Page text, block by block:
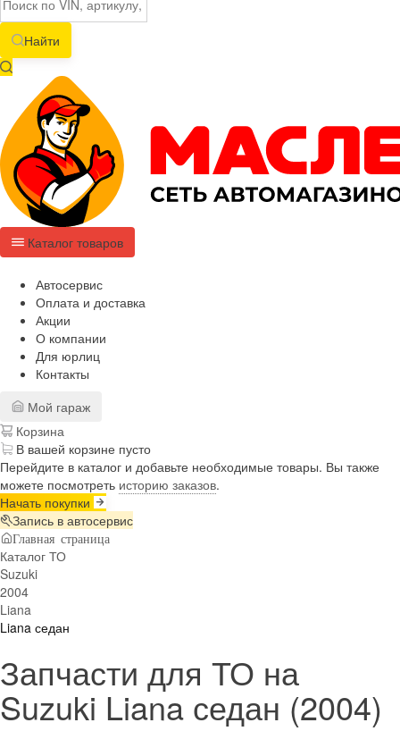
Найти
Каталог товаров
Автосервис
Оплата и доставка
Акции
О компании
Для юрлиц
Контакты
Мой гараж
Корзина
В вашей корзине пусто
Перейдите в каталог и добавьте необходимые товары. Вы также
можете посмотреть историю заказов.
Начать покупки
Запись в автосервис
Главная страница
Каталог ТО
Suzuki
2004
Liana
Liana седан
Запчасти для ТО на
Suzuki Liana седан (2004)